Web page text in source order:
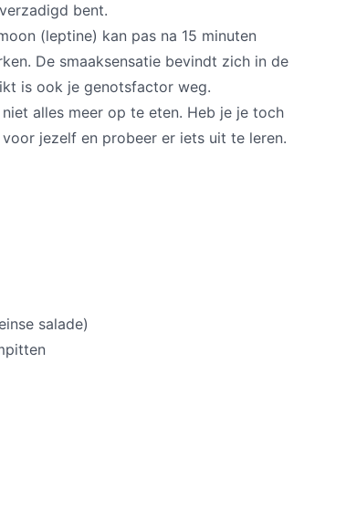
bent.
(leptine) kan pas na 15 minuten
De smaaksensatie bevindt zich in de
is ook je genotsfactor weg.
alles meer op te eten. Heb je je toch
jezelf en probeer er iets uit te leren.
salade)